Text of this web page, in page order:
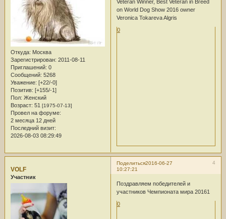
Откуда: Москва
Зарегистрирован: 2011-08-11
Приглашений: 0
Сообщений: 5268
Уважение: [+22/-0]
Позитив: [+155/-1]
Пол: Женский
Возраст: 51 [1975-07-13]
Провел на форуме:
2 месяца 12 дней
Последний визит:
2026-08-03 08:29:49
Veteran Winner, Best Veteran in Breed
on World Dog Show 2016 owner
Veronica Tokareva Algris
0
Поделиться 4
2016-06-27
10:27:21
VOLF
Участник
Поздравляем победителей и
участников Чемпионата мира 20161
0